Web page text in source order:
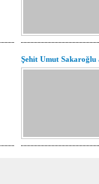
Şehit Umut Sakaroğlu